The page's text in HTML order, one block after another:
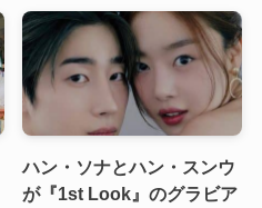
ハン・ソナとハン・スンウ
が『1st Look』のグラビア